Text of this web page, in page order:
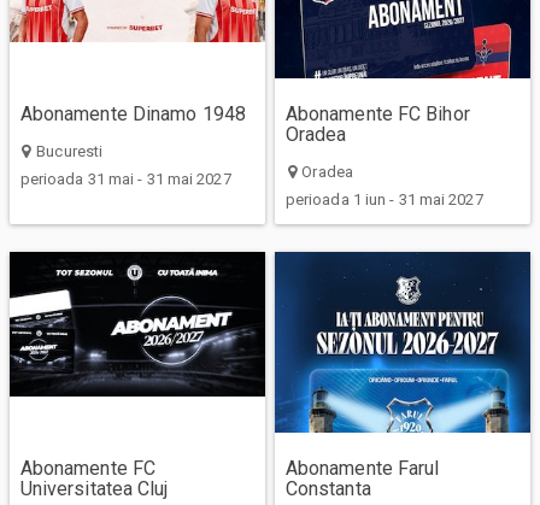
Abonamente Dinamo 1948
Bucuresti
perioada 31 mai - 31 mai 2027
Abonamente FC Bihor
Oradea
Oradea
perioada 1 iun - 31 mai 2027
Abonamente FC
Universitatea Cluj
Abonamente Farul
Constanta